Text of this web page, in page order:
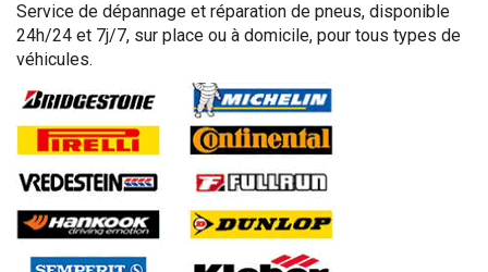
Service de dépannage et réparation de pneus, disponible
24h/24 et 7j/7, sur place ou à domicile, pour tous types de
véhicules.